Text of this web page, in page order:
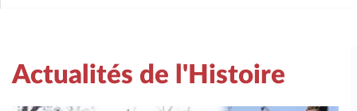
Actualités de l'Histoire